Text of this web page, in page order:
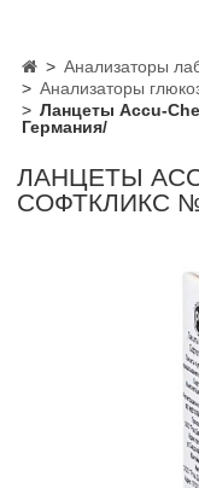
Анализаторы
Анализаторы
Ланцеты Accu-
Германия/
ЛАНЦЕТЫ
СОФТКЛИКС